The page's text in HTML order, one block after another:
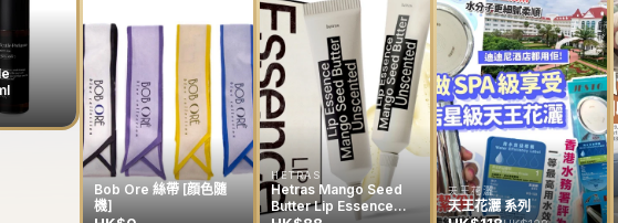
Bob Ore 絲帶 [顔色隨
機]
HETRAS
Hetras Mango Seed
Butter Lip Essence
天王花灑
天王花灑 系列